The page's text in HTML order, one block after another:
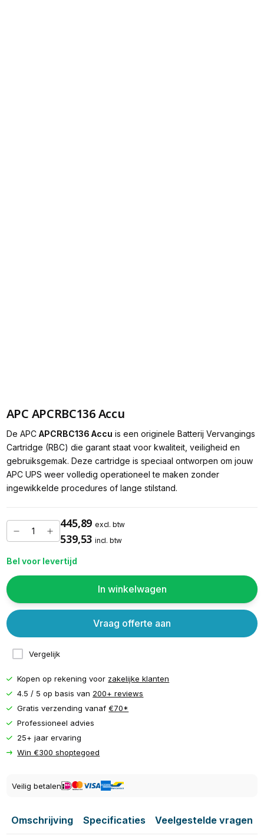
APC APCRBC136 Accu
De APC APCRBC136 Accu is een originele Batterij Vervangings
Cartridge (RBC) die garant staat voor kwaliteit, veiligheid en
gebruiksgemak. Deze cartridge is speciaal ontworpen om jouw
APC UPS weer volledig operationeel te maken zonder
ingewikkelde procedures of lange stilstand.
445,89 excl. btw
539,53 incl. btw
Bel voor levertijd
In winkelwagen
Vergelijk
Vraag offerte aan
Kopen op rekening voor zakelijke klanten
4.5 / 5 op basis van 200+ reviews
Gratis verzending vanaf€70*
Professioneel advies
25+ jaar ervaring
Win €300 shoptegoed
Veilig betalen
Omschrijving Specificaties Veelgestelde vragen